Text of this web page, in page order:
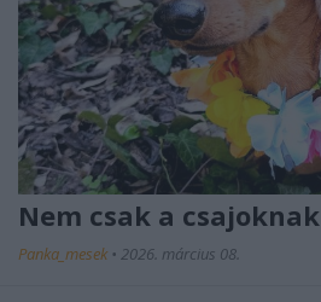
Nem csak a csajoknak
Panka_mesek • 2026. március 08.